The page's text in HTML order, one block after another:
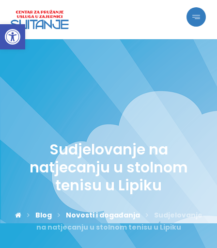
Open toolbar
Sudjelovanje na
natjecanju u stolnom
tenisu u Lipiku
Blog Novosti i događanja
Sudjelovanje
na natjecanju u stolnom tenisu u Lipiku